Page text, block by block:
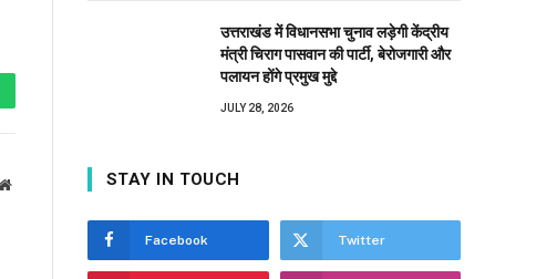
Website
उत्तराखंड में विधानसभा चुनाव लड़ेगी केंद्रीय
मंत्री चिराग पासवान की पार्टी, बेरोजगारी और
पलायन होंगे प्रमुख मुद्दे
JULY 28, 2026
STAY IN TOUCH
Facebook Twitter